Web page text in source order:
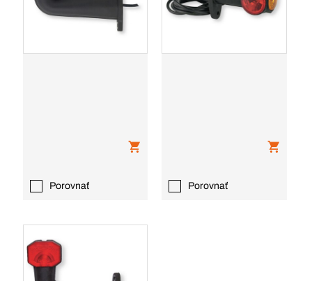
Porovnať Porovnať